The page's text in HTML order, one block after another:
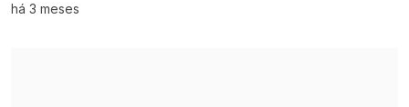
há 3 meses